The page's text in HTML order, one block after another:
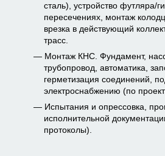
сталь), устройство футляра/
пересечениях, монтаж
врезка в действующий
трасс.
Монтаж КНС. Фундамент,
трубопровод, автоматика,
герметизация соединений,
электроснабжению (по
Испытания и опрессовка,
исполнительной
протоколы).